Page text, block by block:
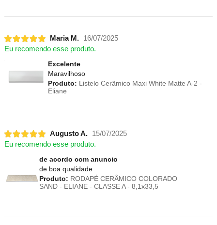
Maria M.
16/07/2025
Eu recomendo esse produto.
Excelente
Maravilhoso
Produto: Listelo Cerâmico Maxi White Matte A-2 -
Eliane
Augusto A.
15/07/2025
Eu recomendo esse produto.
de acordo com anuncio
de boa qualidade
Produto: RODAPÉ CERÂMICO COLORADO
SAND - ELIANE - CLASSE A - 8,1x33,5